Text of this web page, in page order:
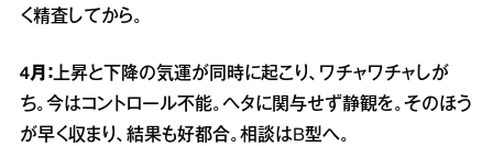
く精査してから。
4月：上昇と下降の気運が同時に起こり、ワチャワチャしが
ち。今はコントロール不能。ヘタに関与せず静観を。そのほう
が早く収まり、結果も好都合。相談はB型へ。